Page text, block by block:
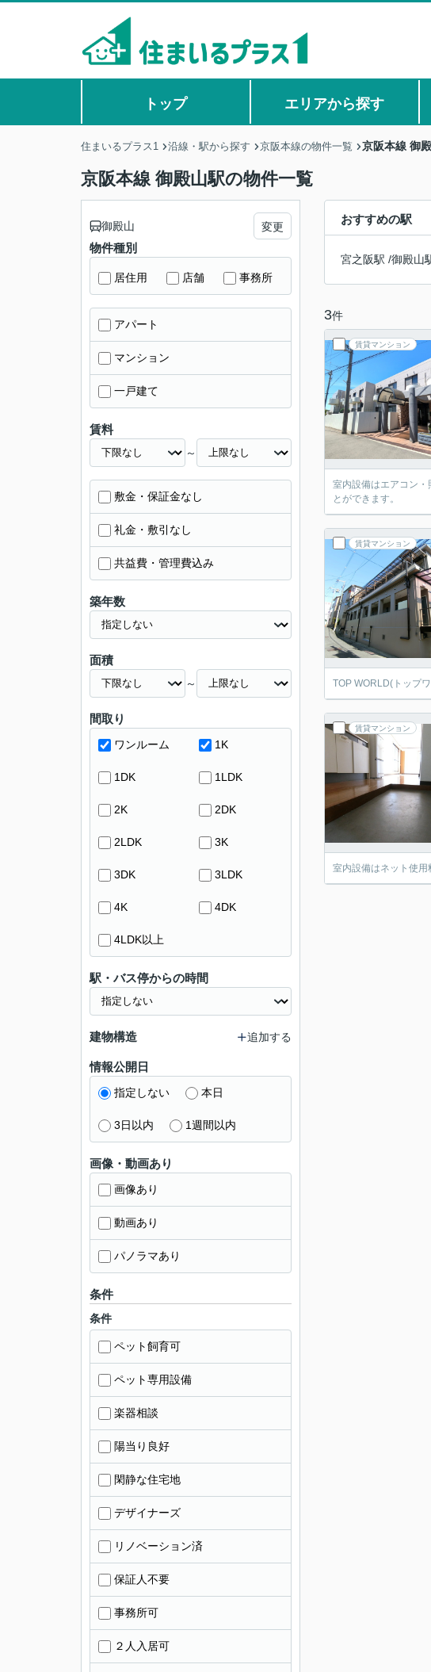
トップ エリアから探す
住まいるプラス1 沿線・駅から探す 京阪本線の物件一覧 京阪本線 御
京阪本線 御殿山駅の物件一覧
おすすめの駅
宮之阪駅 /御殿山
3件
賃貸マンション
室内設備はエアコン
とができます。
賃貸マンション
TOP WORLD(トップ
賃貸マンション
室内設備はネット使用
御殿山 変更
物件種別
居住用 店舗 事務所
アパート
マンション
一戸建て
賃料
～
敷金・保証金なし
礼金・敷引なし
共益費・管理費込み
築年数
面積
～
間取り
ワンルーム 1K
1DK 1LDK
2K 2DK
2LDK 3K
3DK 3LDK
4K 4DK
4LDK以上
駅・バス停からの時間
建物構造 追加する
情報公開日
指定しない 本日
3日以内 1週間以内
画像・動画あり
画像あり
動画あり
パノラマあり
条件
条件
ペット飼育可
ペット専用設備
楽器相談
陽当り良好
閑静な住宅地
デザイナーズ
リノベーション済
保証人不要
事務所可
２人入居可